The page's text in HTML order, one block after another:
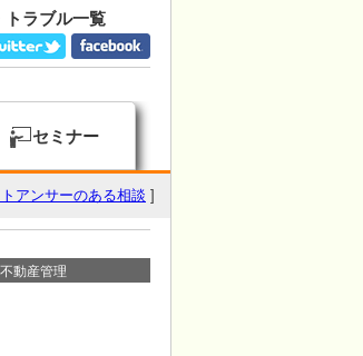
トラブル一覧
セミナー
アンサーのある相談 ]
動産管理